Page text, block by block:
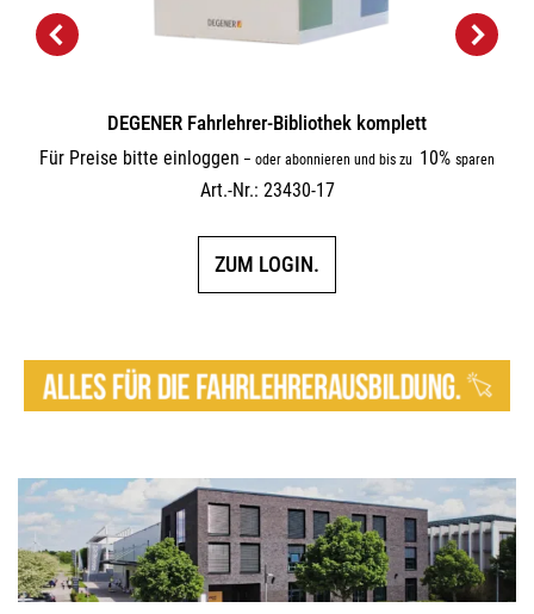
DEGENER Fahrlehrer-Bibliothek komplett
Für Preise bitte einloggen – oder abonnieren und bis zu 10% sparen
Art.-Nr.: 23430-17
ZUM LOGIN.